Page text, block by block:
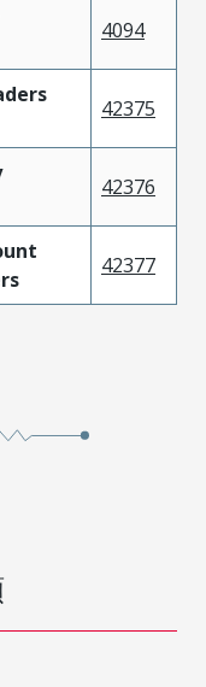
4094
42375
42376
42377